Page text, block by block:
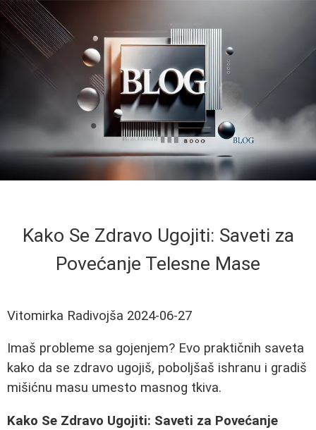
Kako Se Zdravo Ugojiti: Saveti za
Povećanje Telesne Mase
Vitomirka Radivojša 2024-06-27
Imaš probleme sa gojenjem? Evo praktičnih saveta
kako da se zdravo ugojiš, poboljšaš ishranu i gradiš
mišićnu masu umesto masnog tkiva.
Kako Se Zdravo Ugojiti: Saveti za Povećanje